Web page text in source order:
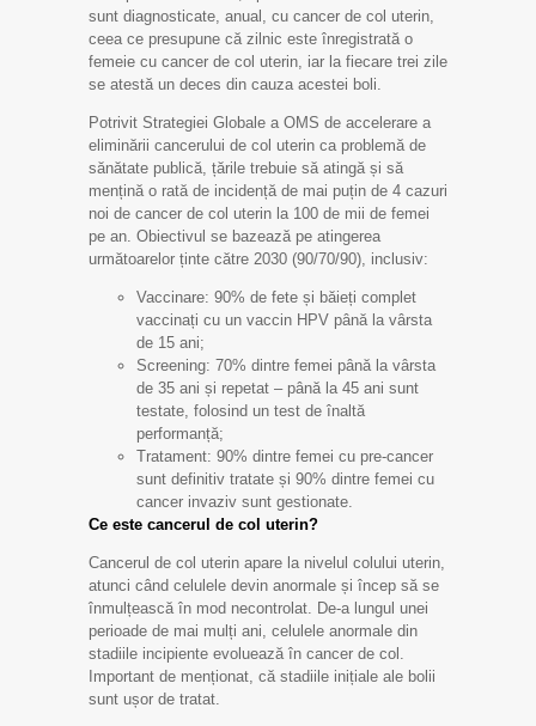
sunt diagnosticate, anual, cu cancer de col uterin,
ceea ce presupune că zilnic este înregistrată o
femeie cu cancer de col uterin, iar la fiecare trei zile
se atestă un deces din cauza acestei boli.
Potrivit Strategiei Globale a OMS de accelerare a
eliminării cancerului de col uterin ca problemă de
sănătate publică, țările trebuie să atingă și să
mențină o rată de incidență de mai puțin de 4 cazuri
noi de cancer de col uterin la 100 de mii de femei
pe an. Obiectivul se bazează pe atingerea
următoarelor ținte către 2030 (90/70/90), inclusiv:
Vaccinare: 90% de fete și băieți complet
vaccinați cu un vaccin HPV până la vârsta
de 15 ani;
Screening: 70% dintre femei până la vârsta
de 35 ani și repetat – până la 45 ani sunt
testate, folosind un test de înaltă
performanță;
Tratament: 90% dintre femei cu pre-cancer
sunt definitiv tratate și 90% dintre femei cu
cancer invaziv sunt gestionate.
Ce este cancerul de col uterin?
Cancerul de col uterin apare la nivelul colului uterin,
atunci când celulele devin anormale și încep să se
înmulțească în mod necontrolat. De-a lungul unei
perioade de mai mulți ani, celulele anormale din
stadiile incipiente evoluează în cancer de col.
Important de menționat, că stadiile inițiale ale bolii
sunt ușor de tratat.